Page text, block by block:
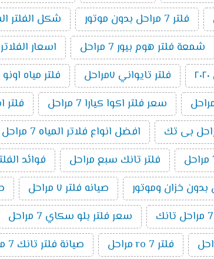
فلتر 7 مراحل بدون موتور شكل الفلتر
شمعة فلتر هوم بيور 7 مراحل اسعار
فلتر تايواني ٧مراحل فلتر مياه اونو 7 مراحل
سعر فلتر اكوا كيارا 7 مراحل فلتر
افضل انواع فلاتر المياه 7 مراحل
فلتر تانك سبع مراحل فوائد الفلتر 7
صيانه فلتر ٧ مراحل
سعر فلتر بلو سكاي 7 مراحل
فلتر ro 7 مراحل صيانة فلتر تانك 7 مراحل